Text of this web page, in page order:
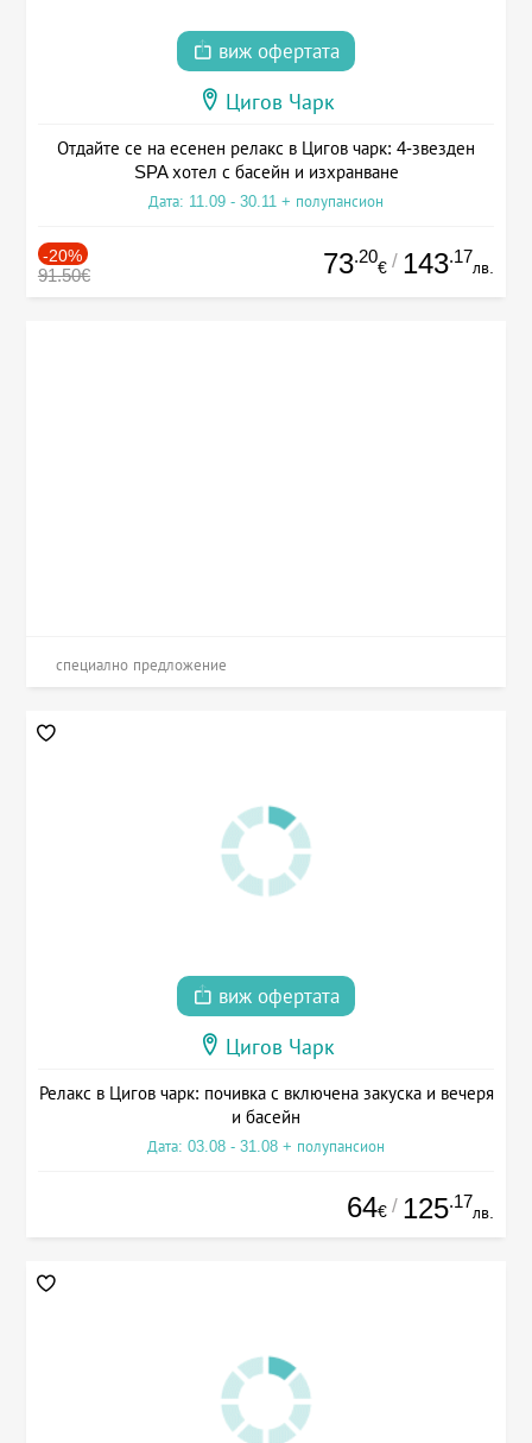
виж офертата
Цигов Чарк
Отдайте се на есенен релакс в Цигов чарк: 4-звезден
SPA хотел с басейн и изхранване
Дата: 11.09 - 30.11 + полупансион
-20%
91.50€ 73.20
€ / 143.17
лв.
специално предложение
виж офертата
Цигов Чарк
Релакс в Цигов чарк: почивка с включена закуска и вечеря
и басейн
Дата: 03.08 - 31.08 + полупансион
64€ / 125.17
лв.